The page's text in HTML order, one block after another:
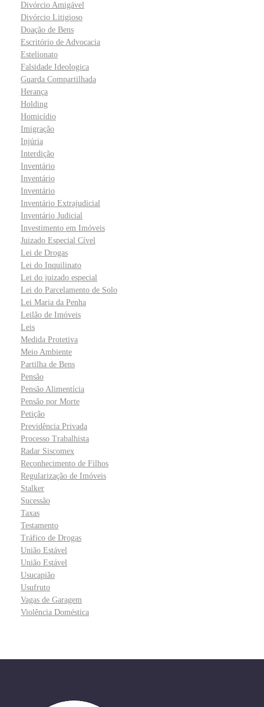
Divórcio Amigável
Divórcio Litigioso
Doação de Bens
Escritório de Advocacia
Estelionato
Falsidade Ideologica
Guarda Compartilhada
Herança
Holding
Homicídio
Imigração
Injúria
Interdição
Inventário
Inventário
Inventário
Inventário Extrajudicial
Inventário Judicial
Investimento em Imóveis
Juizado Especial Cível
Lei de Drogas
Lei do Inquilinato
Lei do juizado especial
Lei do Parcelamento de Solo
Lei Maria da Penha
Leilão de Imóveis
Leis
Medida Protetiva
Meio Ambiente
Partilha de Bens
Pensão
Pensão Alimentícia
Pensão por Morte
Petição
Previdência Privada
Processo Trabalhista
Radar Siscomex
Reconhecimento de Filhos
Regularização de Imóveis
Stalker
Sucessão
Taxas
Testamento
Tráfico de Drogas
União Estável
União Estável
Usucapião
Usufruto
Vagas de Garagem
Violência Doméstica